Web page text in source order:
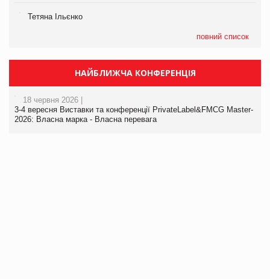
Тетяна Ільєнко
повний список
НАЙБЛИЖЧА КОНФЕРЕНЦІЯ
18 червня 2026 |
3-4 вересня Виставки та конференції PrivateLabel&FMCG Master-
2026: Власна марка - Власна перевага